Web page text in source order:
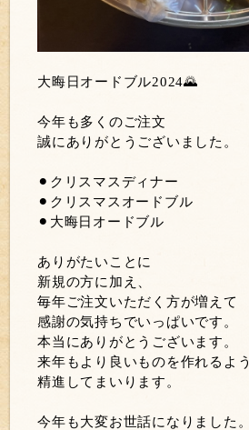
大晦日オードブル2024🌄
今年も多くのご注文
誠にありがとうございました。
⚫︎クリスマスディナー
⚫︎クリスマスオードブル
⚫︎大晦日オードブル
ありがたいことに
新規の方に加え、
毎年ご注文いただく方が増えて
感謝の気持ちでいっぱいです。
本当にありがとうございます。
来年もより良いものを作れるよう
精進してまいります。
今年も大変お世話になりました。